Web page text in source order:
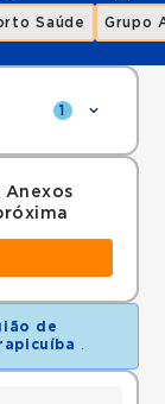
Saúde Grupo
1
de